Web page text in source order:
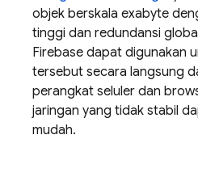
objek berskala exabyte
tinggi dan redundansi
Firebase dapat digunakan
tersebut secara langsung
perangkat seluler dan
jaringan yang tidak stabil
mudah.